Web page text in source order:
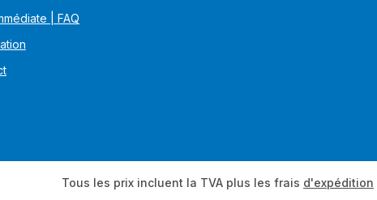
| FAQ
Tous les prix incluent la TVA plus les frais d'expédition